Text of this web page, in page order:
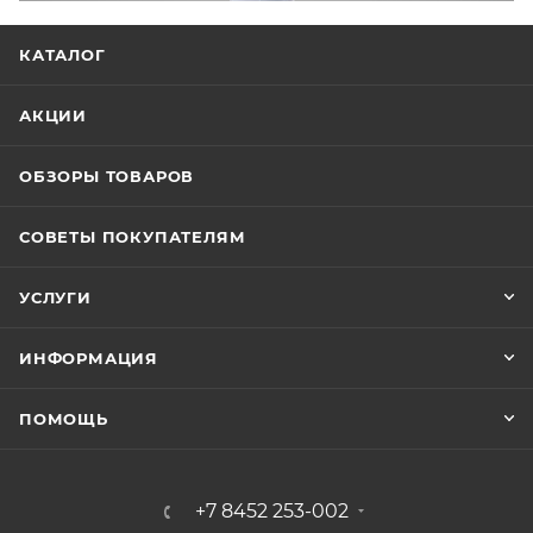
КАТАЛОГ
АКЦИИ
ОБЗОРЫ ТОВАРОВ
СОВЕТЫ ПОКУПАТЕЛЯМ
УСЛУГИ
ИНФОРМАЦИЯ
ПОМОЩЬ
+7 8452 253-002